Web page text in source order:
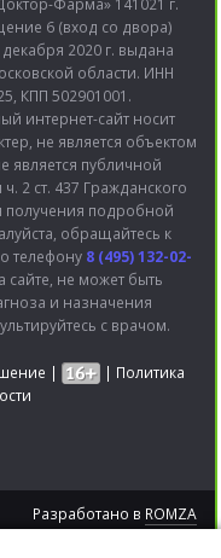
6 (вход со двора)
2020 г. выдана
области. ИНН
КПП 502901001.
интернет-сайт носит
не является объектом
является публичной
2 ст. 437 Гражданского
получения подробной
обращайтесь к
телефону 8 (495) 132-02-
не может быть
и назначения
с врачом.
| | Политика
Разработано в ROMZA